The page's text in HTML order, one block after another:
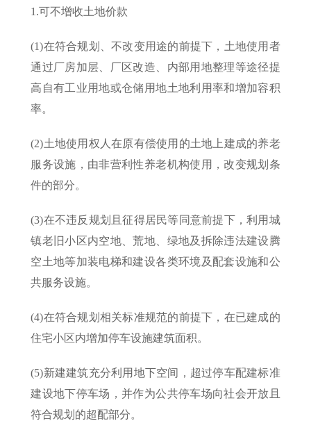
1.可不增收土地价款
(1)在符合规划、不改变用途的前提下，土地使用者
通过厂房加层、厂区改造、内部用地整理等途径提
高自有工业用地或仓储用地土地利用率和增加容积
率。
(2)土地使用权人在原有偿使用的土地上建成的养老
服务设施，由非营利性养老机构使用，改变规划条
件的部分。
(3)在不违反规划且征得居民等同意前提下，利用城
镇老旧小区内空地、荒地、绿地及拆除违法建设腾
空土地等加装电梯和建设各类环境及配套设施和公
共服务设施。
(4)在符合规划相关标准规范的前提下，在已建成的
住宅小区内增加停车设施建筑面积。
(5)新建建筑充分利用地下空间，超过停车配建标准
建设地下停车场，并作为公共停车场向社会开放且
符合规划的超配部分。